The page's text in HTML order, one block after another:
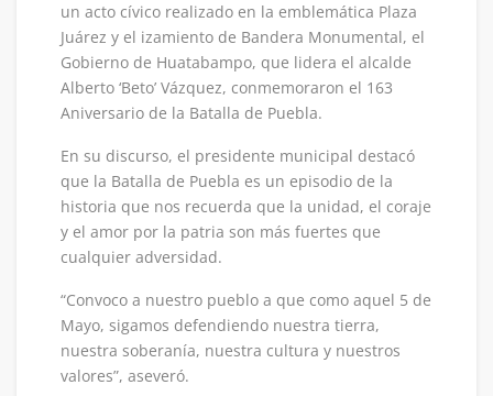
un acto cívico realizado en la emblemática Plaza
Juárez y el izamiento de Bandera Monumental, el
Gobierno de Huatabampo, que lidera el alcalde
Alberto ‘Beto’ Vázquez, conmemoraron el 163
Aniversario de la Batalla de Puebla.
En su discurso, el presidente municipal destacó
que la Batalla de Puebla es un episodio de la
historia que nos recuerda que la unidad, el coraje
y el amor por la patria son más fuertes que
cualquier adversidad.
“Convoco a nuestro pueblo a que como aquel 5 de
Mayo, sigamos defendiendo nuestra tierra,
nuestra soberanía, nuestra cultura y nuestros
valores”, aseveró.